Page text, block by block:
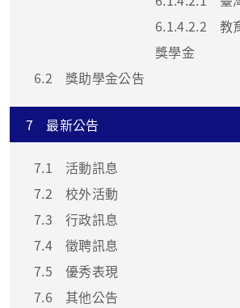
6.1.4.2.2
教
獎學金
6.2
獎助學金公告
7 最新公告
7.1
活動訊息
7.2
校外活動
7.3
行政訊息
7.4
徵聘訊息
7.5
優秀表現
7.6
其他公告